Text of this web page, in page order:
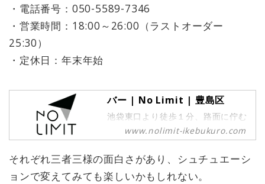
・電話番号：050-5589-7346
・営業時間：18:00～26:00（ラストオーダー
25:30）
・定休日：年末年始
バー | No Limit | 豊島区
池袋東口より徒歩１分、路面に佇む
Bar NOLIMIT。季の美をメインに使
用したカクテルや、珍しいボトラー
ズのウィスキーをご用意。和モダン
で高級感のある内観とゆったりとく
つろげるソファ席で特別な時間を。
www.nolimit-ikebukuro.com
それぞれ三者三様の面白さがあり、シュチュエーシ
ョンで変えてみても楽しいかもしれない。